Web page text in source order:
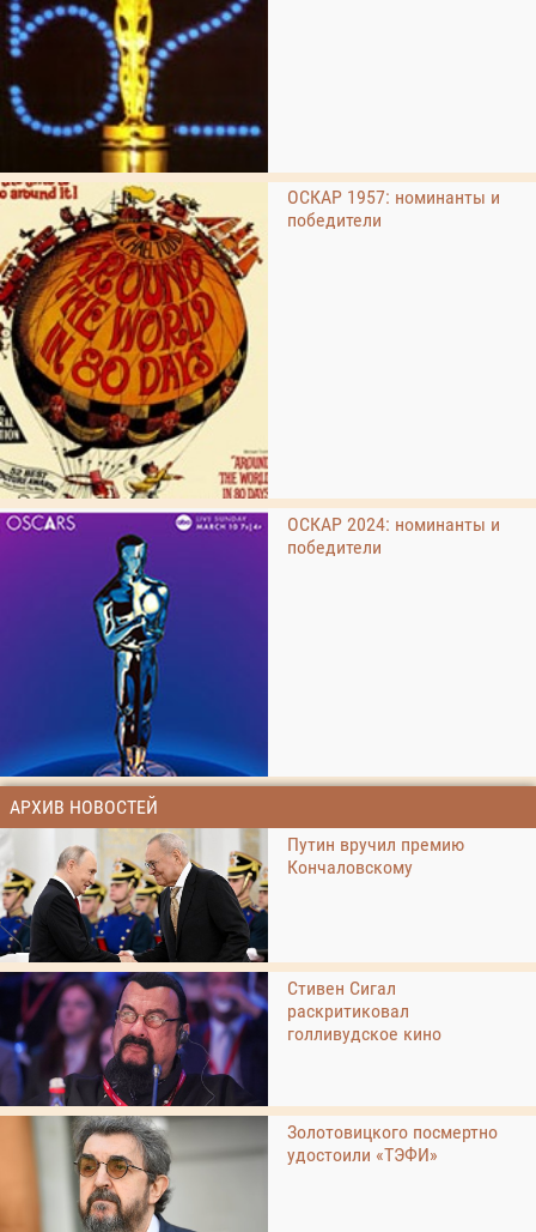
ОСКАР 1957: номинанты и
победители
ОСКАР 2024: номинанты и
победители
АРХИВ НОВОСТЕЙ
Путин вручил премию
Кончаловскому
Стивен Сигал
раскритиковал
голливудское кино
Золотовицкого посмертно
удостоили «ТЭФИ»